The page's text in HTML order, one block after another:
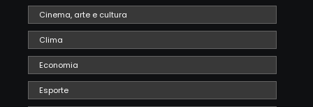
Cinema, arte e cultura
Clima
Economia
Esporte